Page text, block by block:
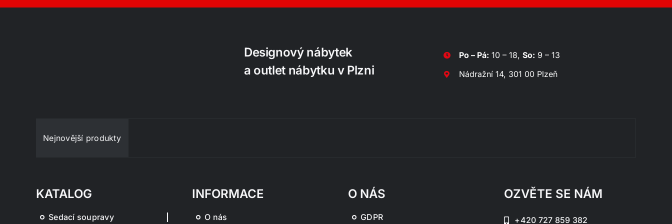
Designový nábytek
a outlet nábytku v Plzni
Po – Pá: 10 – 18,So: 9 – 13
Nádražní 14, 301 00 Plzeň
Nejnovější produkty
KATALOG
Sedací soupravy
INFORMACE
O nás
O NÁS
GDPR
OZVĚTE SE NÁM
+420 727 859 382